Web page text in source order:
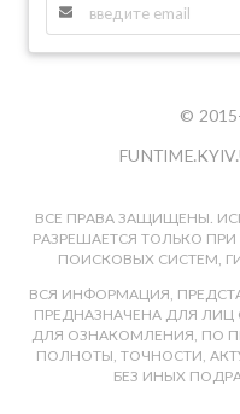
©
ВСЕ ПРАВА ЗАЩИЩЕНЫ.
РАЗРЕШАЕТСЯ ТОЛЬКО
ПОИСКОВЫХ СИСТЕМ,
ВСЯ ИНФОРМАЦИЯ,
ПРЕДНАЗНАЧЕНА ДЛЯ
ДЛЯ ОЗНАКОМЛЕНИЯ, ПО
ПОЛНОТЫ, ТОЧНОСТИ,
БЕЗ ИНЫХ